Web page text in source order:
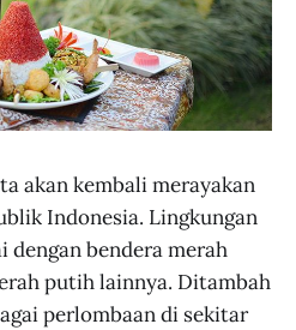
akan kembali merayakan
Indonesia. Lingkungan
dengan bendera merah
putih lainnya. Ditambah
perlombaan di sekitar